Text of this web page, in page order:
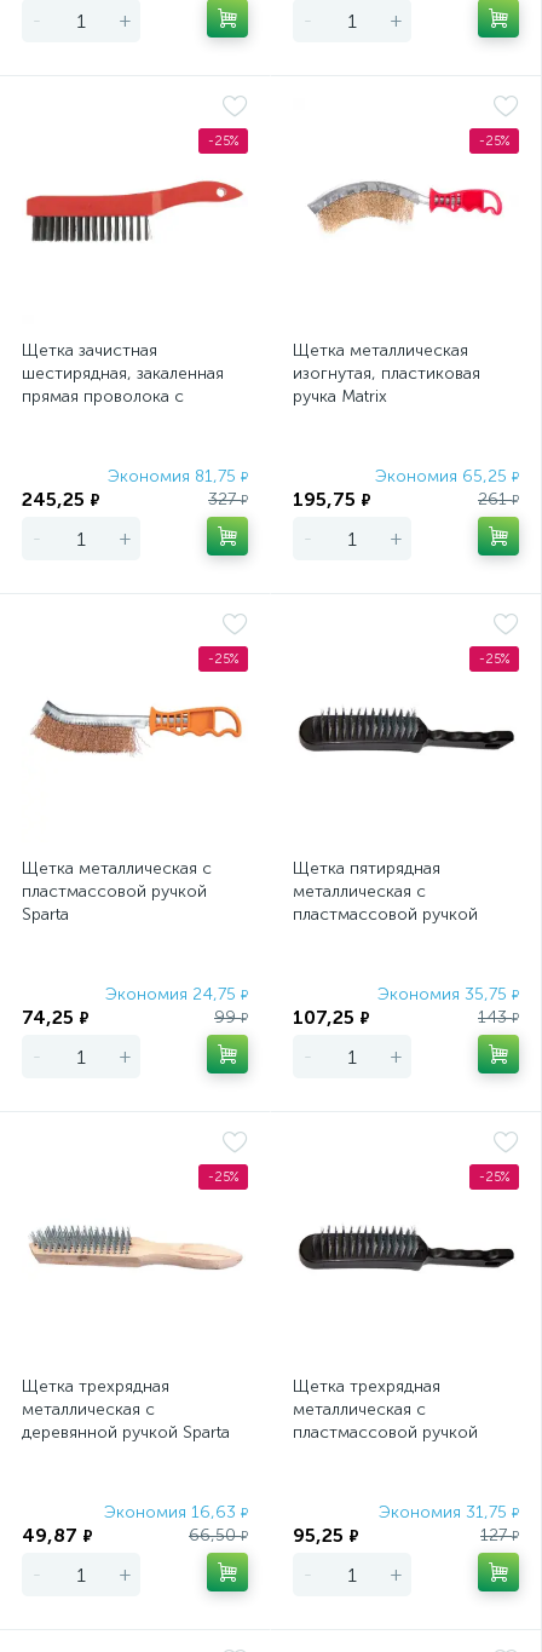
- + - +
-25%
Щетка зачистная
шестирядная, закаленная
прямая проволока с
Экономия 81,75 ₽
245,25 ₽ 327₽
- +
-25%
Щетка металлическая
изогнутая, пластиковая
ручка Matrix
Экономия 65,25 ₽
195,75 ₽ 261₽
- +
-25%
Щетка металлическая с
пластмассовой ручкой
Sparta
Экономия 24,75 ₽
74,25 ₽ 99₽
- +
-25%
Щетка пятирядная
металлическая с
пластмассовой ручкой
Экономия 35,75 ₽
107,25 ₽ 143₽
- +
-25%
Щетка трехрядная
металлическая с
деревянной ручкой Sparta
Экономия 16,63 ₽
49,87 ₽ 66,50₽
- +
-25%
Щетка трехрядная
металлическая с
пластмассовой ручкой
Экономия 31,75 ₽
95,25 ₽ 127₽
- +